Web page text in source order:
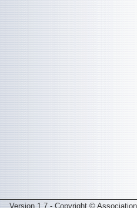
Version 1.7 - Copyright ©